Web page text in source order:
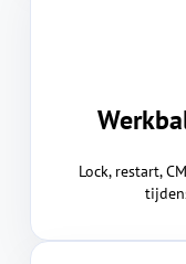
Lock, restart,